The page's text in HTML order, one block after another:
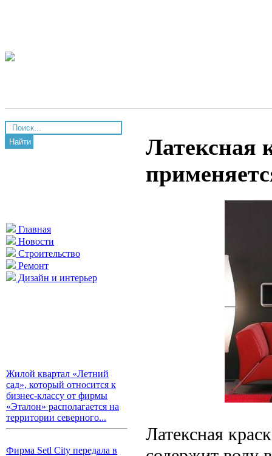
Найти
Главная
Новости
Строительство
Ремонт
Дизайн и интерьер
Жилой квартал «Летний
сад», который относится к
бизнес-классу от фирмы
«Эталон» располагается на
территории северного...
Фирма Setl City передала в
Латексная
Латексная